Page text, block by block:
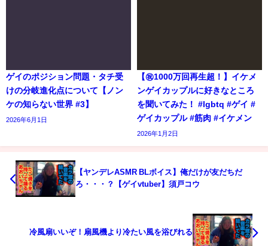
ゲイのポジション問題・タチ受
けの分岐進化点について【ノン
ケの知らない世界 #3】
2026年6月1日
【㊗️1000万回再生超！】イケメ
ンゲイカップルに好きなところ
を聞いてみた！ #lgbtq #ゲイ #
ゲイカップル #筋肉 #イケメン
2026年1月2日
【ヤンデレASMR BLボイス】俺だけが友だちだ
ろ・・・？【ゲイvtuber】須戸コウ
冷風扇いいぞ！扇風機より冷たい風を浴びれる